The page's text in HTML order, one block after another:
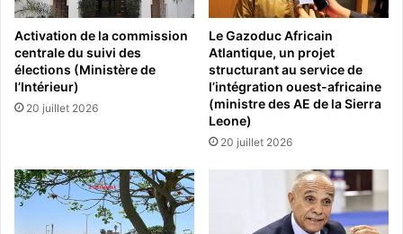
Activation de la commission
centrale du suivi des
élections (Ministère de
l’Intérieur)
20 juillet 2026
Le Gazoduc Africain
Atlantique, un projet
structurant au service de
l’intégration ouest-africaine
(ministre des AE de la Sierra
Leone)
20 juillet 2026